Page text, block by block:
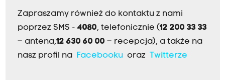
Zapraszamy również do kontaktu z nami
poprzez SMS - 4080, telefonicznie (12 200 33 33
– antena,12 630 60 00 – recepcja), a także na
nasz profil na
Facebookuoraz Twitterze